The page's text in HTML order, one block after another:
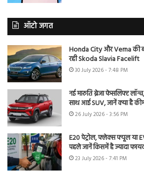
ऑटो जगत
Honda City और Verna की
रही Skoda Slavia Facelift
30 July 2026 - 7:48 PM
नई मारुति ब्रेजा फेसलिफ्ट
साथ आई SUV, जानें क्या है
26 July 2026 - 3:56 PM
E20 पेट्रोल, फ्लेक्स फ्यूल या
पहले जानें किसमें है ज्यादा
23 July 2026 - 7:41 PM